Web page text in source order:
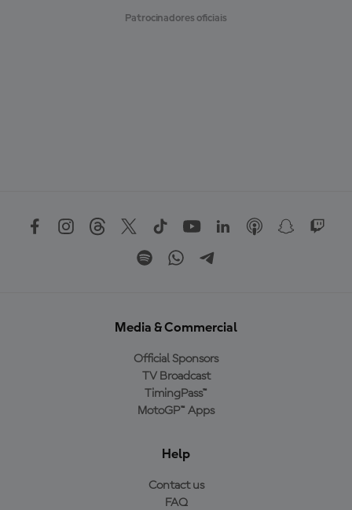
Patrocinadores oficiais
Media & Commercial
Official Sponsors
TV Broadcast
TimingPass™
MotoGP™ Apps
Help
Contact us
FAQ